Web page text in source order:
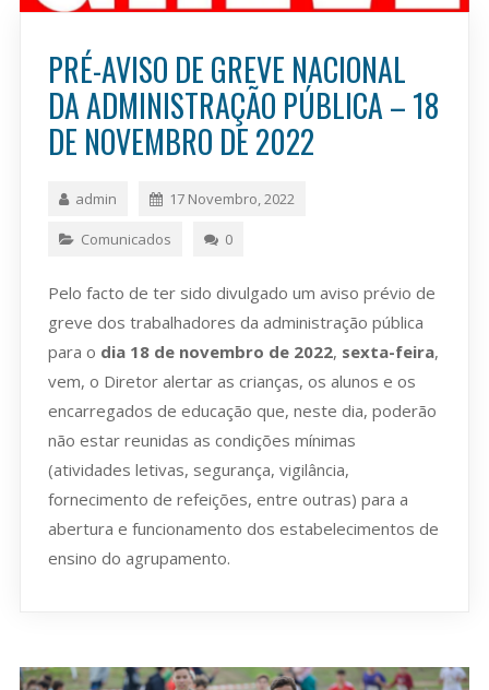
PRÉ-AVISO DE GREVE NACIONAL
DA ADMINISTRAÇÃO PÚBLICA – 18
DE NOVEMBRO DE 2022
admin 17 Novembro, 2022
Comunicados 0
Pelo facto de ter sido divulgado um aviso prévio de
greve dos trabalhadores da administração pública
para o dia 18 de novembro de 2022, sexta-feira,
vem, o Diretor alertar as crianças, os alunos e os
encarregados de educação que, neste dia, poderão
não estar reunidas as condições mínimas
(atividades letivas, segurança, vigilância,
fornecimento de refeições, entre outras) para a
abertura e funcionamento dos estabelecimentos de
ensino do agrupamento.